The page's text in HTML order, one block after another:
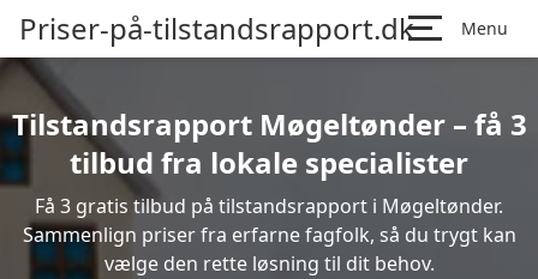
Priser-på-tilstandsrapport.dk Menu
Tilstandsrapport Møgeltønder – få 3
tilbud fra lokale specialister
Få 3 gratis tilbud på tilstandsrapport i Møgeltønder.
Sammenlign priser fra erfarne fagfolk, så du trygt kan
vælge den rette løsning til dit behov.